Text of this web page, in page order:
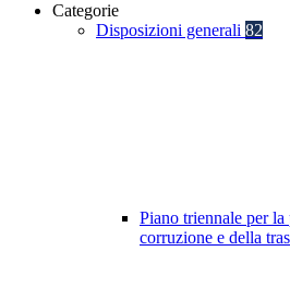
Categorie
Disposizioni generali 82
Piano triennale per
corruzione e della